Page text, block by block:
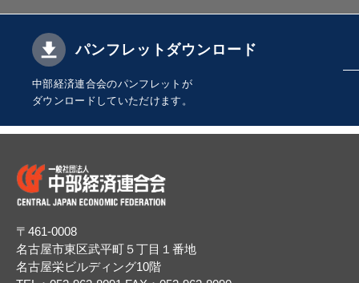
パンフレットダウンロード
中部経済連合会のパンフレットが
ダウンロードしていただけます。
〒461-0008
名古屋市東区武平町５丁目１番地
名古屋栄ビルディング10階